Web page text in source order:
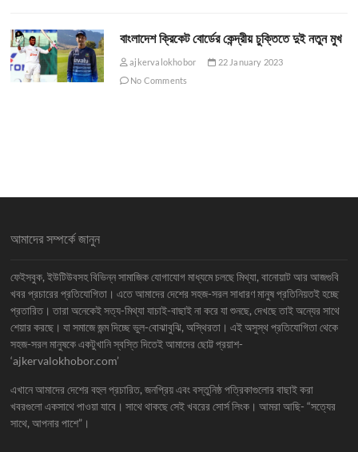
বাংলাদেশ ক্রিকেট বোর্ডের কেন্দ্রীয় চুক্তিতে দুই নতুন মুখ
ajkervalokhobor
22 January 2023
No Comments
আমাদের সম্পর্কে জানুন
ফেইসবুক, ইউটিউবসহ বিভিন্ন সামাজিক যোগাযোগ মাধ্যমে চলছে মিথ্যা, বানোয়াট আর আজগুবি
খবর প্রচারের প্রতিযোগিতা। এতে আমাদের দেশের সহজ-সরল সাধারণ মানুষ প্রতিনিয়তই হচ্ছে
প্রতারিত। তারা অনেকেই সত্য-মিথ্যা যাচাই-বাছাই না করে যা শুনছে, দেখছে তাই অন্যের সাথে
শেয়ার করছে। যা সমাজে জন্ম দিচ্ছে ভুল-বোঝাবুঝি, অস্থিরতা। এই অসুস্থ প্রতিযোগিতা থেকে
সহজ-সরল মানুষকে একটুখানি স্বস্তি দিতেই আমাদের ছোট্ট প্রয়াশ-
‘ajkervalokhobor.com’
এখানে আমাদের দেশের বহুল প্রচারিত, জনপ্রিয় এবং বস্তুনিষ্ঠ পত্রিকাগুলোর বাছাই করা
খবরগুলো একসাথে পাওয়া যাবে। সাথে থাকছে সেই খবরের সোর্স লিংক। আমরা আছি- “সত্যের
সাথে, আপনার পাশে”।